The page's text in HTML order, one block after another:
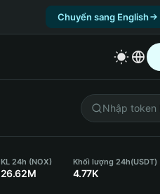
Chuyển sang English
KL 24h (NOX)
26.62M
Khối lượng 24h(USDT)
4.77K